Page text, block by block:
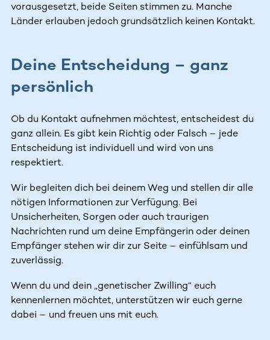
vorausgesetzt, beide Seiten stimmen zu. Manche
Länder erlauben jedoch grundsätzlich keinen Kontakt.
Deine Entscheidung – ganz
persönlich
Ob du Kontakt aufnehmen möchtest, entscheidest du
ganz allein. Es gibt kein Richtig oder Falsch – jede
Entscheidung ist individuell und wird von uns
respektiert.
Wir begleiten dich bei deinem Weg und stellen dir alle
nötigen Informationen zur Verfügung. Bei
Unsicherheiten, Sorgen oder auch traurigen
Nachrichten rund um deine Empfängerin oder deinen
Empfänger stehen wir dir zur Seite – einfühlsam und
zuverlässig.
Wenn du und dein „genetischer Zwilling“ euch
kennenlernen möchtet, unterstützen wir euch gerne
dabei – und freuen uns mit euch.